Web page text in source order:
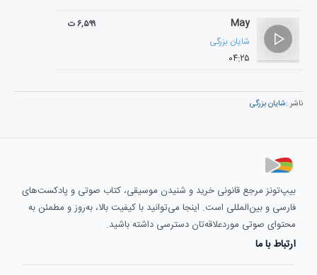
May
شایان بزرگی
۰۴:۲۵
۶,۵۹۹ ت
ناشر :شایان بزرگی
بیپ‌تونز مرجع قانونی خرید و شنیدن موسیقی، کتاب صوتی و پادکست‌های
فارسی و بین‌المللی است. اینجا می‌توانید با کیفیت بالا، به‌روز و مطمئن به
محتوای صوتی موردعلاقه‌تان دسترسی داشته باشید.
ارتباط با ما